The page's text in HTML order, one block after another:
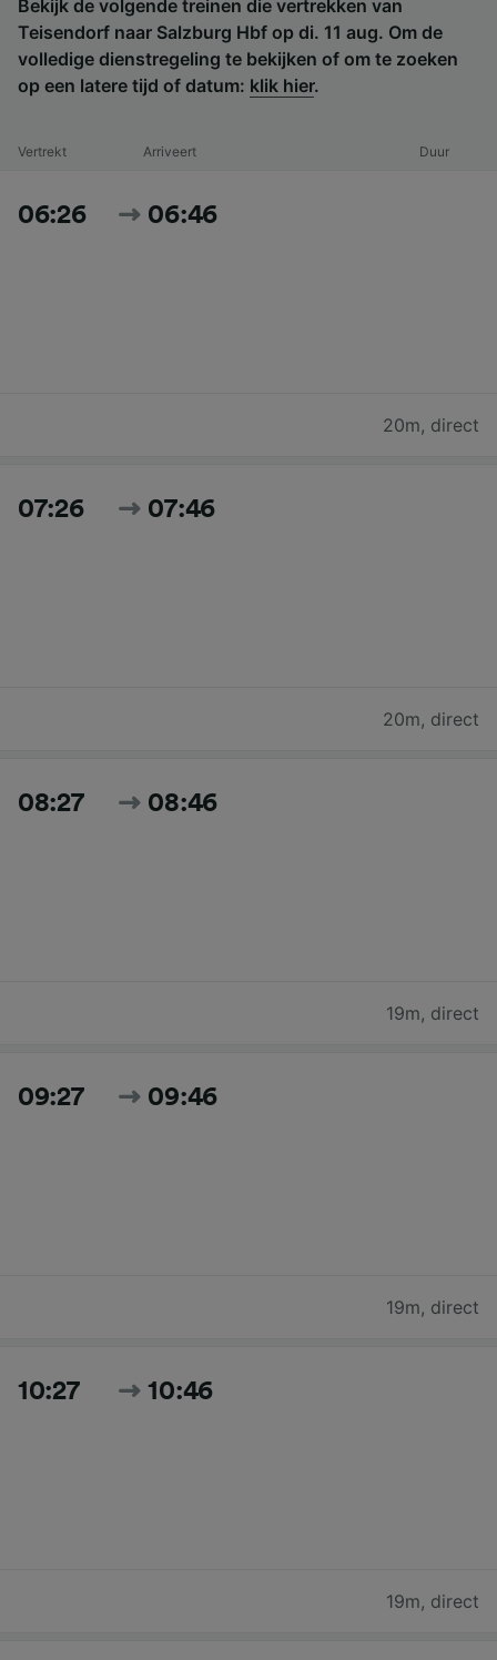
Bekijk de volgende treinen die vertrekken van
Teisendorf naar Salzburg Hbf op di. 11 aug. Om de
volledige dienstregeling te bekijken of om te zoeken
op een latere tijd of datum: klik hier.
Vertrekt Arriveert Duur
06:26 06:46
20m, direct
07:26 07:46
20m, direct
08:27 08:46
19m, direct
09:27 09:46
19m, direct
10:27 10:46
19m, direct